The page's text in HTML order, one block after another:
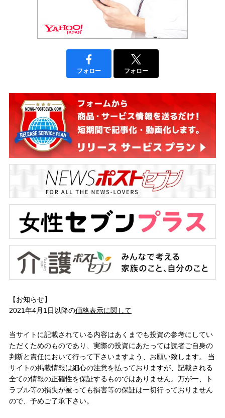
フォロー フォロー
【お知らせ】
2021年4月1日以降の価格表示に関して
当サイトに記載されている内容はあくまでも投資の参考にしてい
ただくためのものであり、実際の投資にあたっては読者ご自身の
判断と責任において行って下さいますよう、お願い致します。 当
サイトの掲載情報は細心の注意を払っておりますが、記載される
全ての情報の正確性を保証するものではありません。万が一、ト
ラブル等の損失が被っても損害等の保証は一切行っておりません
ので、予めご了承下さい。